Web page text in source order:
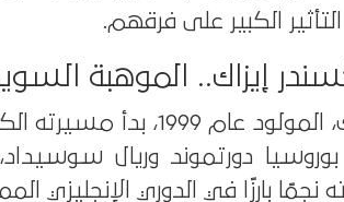
الكبير على فرقهم.
إيزاك.. الموهبة
إيزاك، المولود عام
دورتموند وريال
نجمًا بارزًا في الدوري الإنجليزي